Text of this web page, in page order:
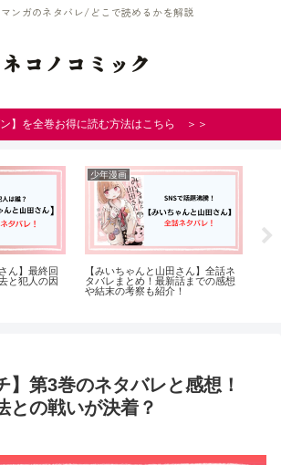
ンガのネタバレ/どこで読めるかを解説
ネコノコミック
ン】を全巻お得に読む方法はこちら ＞＞
ん】最終回
と犯人の因
少年漫画
【みいちゃんと山田さん】全話ネ
タバレまとめ！最新話までの感想
や結末の考察も紹介！
】第3巻のネタバレと感想！
との戦いが決着？